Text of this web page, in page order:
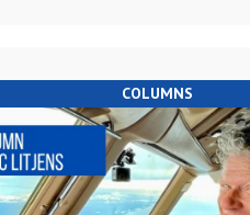
COLUMNS